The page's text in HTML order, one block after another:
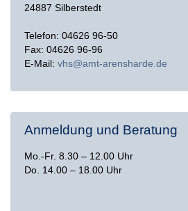
24887 Silberstedt
Telefon: 04626 96-50
Fax: 04626 96-96
E-Mail: vhs@amt-arensharde.de
Anmeldung und Beratung
Mo.-Fr. 8.30 – 12.00 Uhr
Do. 14.00 – 18.00 Uhr